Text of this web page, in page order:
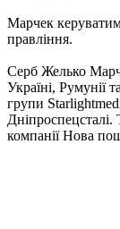
Марчек
правління.
Серб Желько
Україні, Румунії
групи
компанії Нова